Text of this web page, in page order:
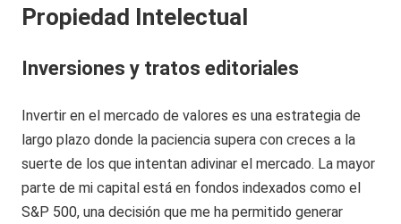
Propiedad Intelectual
Inversiones y tratos editoriales
Invertir en el mercado de valores es una estrategia de
largo plazo donde la paciencia supera con creces a la
suerte de los que intentan adivinar el mercado. La mayor
parte de mi capital está en fondos indexados como el
S&P 500, una decisión que me ha permitido generar